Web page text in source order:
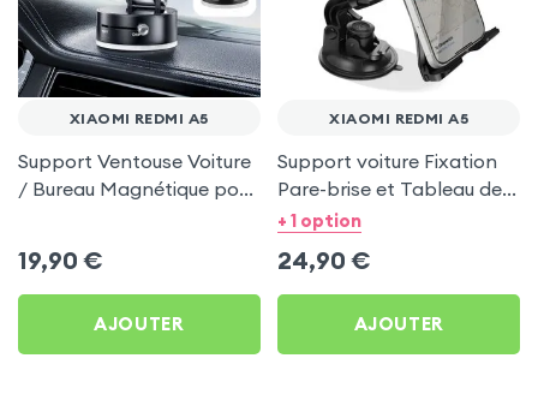
XIAOMI REDMI A5
Support Ventouse Voiture
/ Bureau Magnétique pour
19,90 €
AJOUTER
XIAOMI REDMI A5
Support voiture Fixation
Pare-brise et Tableau de
bord pour Xiaomi Redmi
+ 1 option
24,90 €
AJOUTER